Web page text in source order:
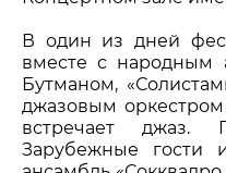
В один из дней
вместе с народным
Бутманом,
джазовым
встречает джаз.
Зарубежные гости